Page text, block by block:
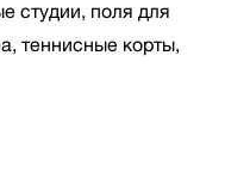
студии, поля для
теннисные корты,